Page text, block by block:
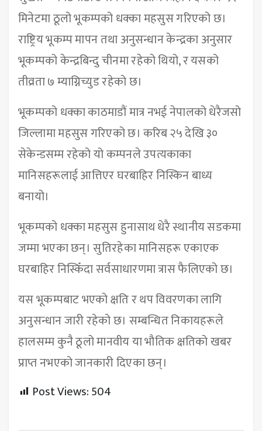
मिनेटमा ठूलो भूकम्पको धक्का महसुस गरिएको छ।
राष्ट्रिय भूकम्प मापन तथा अनुसन्धान केन्द्रका अनुसार
भूकम्पको केन्द्रबिन्दु चीनमा रहेको थियो, र यसको
तीव्रता ७ म्याग्निच्युड रहेको छ।
भूकम्पको धक्का काठमाडौं मात्र नभई नेपालको धेरैजसो
जिल्लामा महसुस गरिएको छ। करिब २५ देखि ३०
सेकेन्डसम्म रहेको यो कम्पनले उपत्यकाका
मानिसहरूलाई आत्तिएर घरबाहिर निस्किन बाध्य
बनायो।
भूकम्पको धक्का महसुस हुनासाथ धेरै स्थानीय सडकमा
जम्मा भएका छन्। सुतिरहेका मानिसहरू एकाएक
घरबाहिर निस्किँदा सर्वसाधारणमा त्रास फैलिएको छ।
यस भूकम्पबाट भएको क्षति र थप विवरणका लागि
अनुसन्धान जारी रहेको छ। सम्बन्धित निकायहरूले
हालसम्म कुनै ठूलो मानवीय या भौतिक क्षतिको खबर
प्राप्त नभएको जानकारी दिएका छन्।
Post Views:504